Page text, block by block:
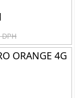
ORANGE 4G